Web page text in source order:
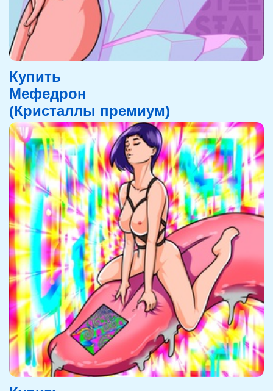
Купить
Мефедрон
(Кристаллы премиум)